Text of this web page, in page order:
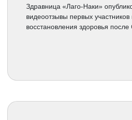
Здравница «Лаго-Наки»
видеоотзывы первых
восстановления здоровья